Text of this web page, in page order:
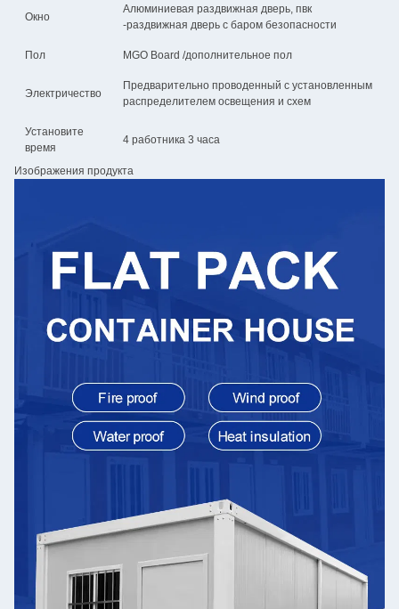
Окно
Алюминиевая раздвижная дверь, пвк
-раздвижная дверь с баром безопасности
Пол MGO Board /дополнительное пол
Электричество
Предварительно проводенный с установленным
распределителем освещения и схем
Установите
время
4 работника 3 часа
Изображения продукта